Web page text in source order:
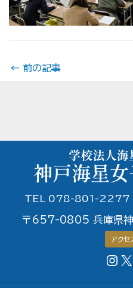
← 前の記事
TEL 078-801-2277
〒657-0805 兵庫県
アクセ
X